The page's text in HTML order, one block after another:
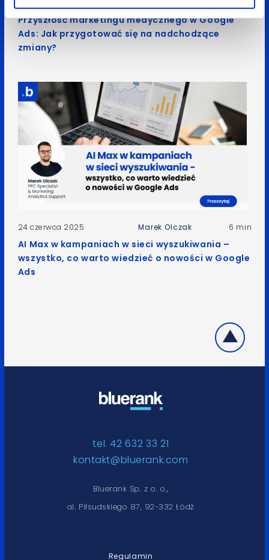
Przyszłość marketingu medycznego w Google
Ads: Jak przygotować się na nadchodzące
zmiany?
24 czerwca 2025 Marek Olczak 6 min
AI Max w kampaniach w sieci wyszukiwania –
wszystko, co warto wiedzieć o nowości w Google
Ads
tel. 42 632 33 21
kontakt@bluerank.com
Bluerank Sp. z o. o.,
al. Piłsudskiego 87, 92-332 Łódź
Regulamin